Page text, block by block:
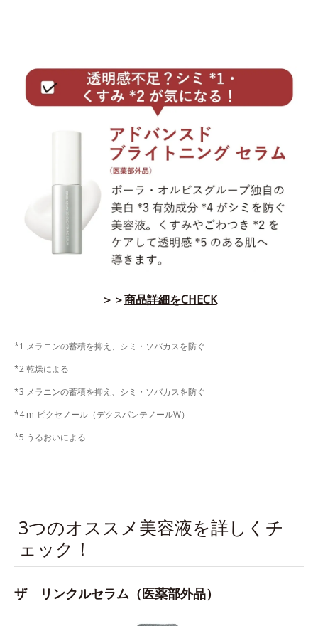
＞＞商品詳細をCHECK
*1 メラニンの蓄積を抑え、シミ・ソバカスを防ぐ
*2 乾燥による
*3 メラニンの蓄積を抑え、シミ・ソバカスを防ぐ
*4 m-ピクセノール（デクスパンテノールW）
*5 うるおいによる
3つのオススメ美容液を詳しくチ
ェック！
ザ リンクルセラム（医薬部外品）